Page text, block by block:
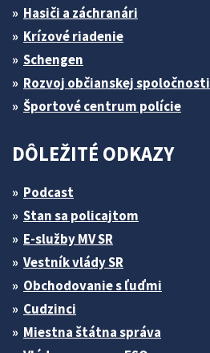
Hasiči a záchranári
Krízové riadenie
Schengen
Rozvoj občianskej spoločnosti
Športové centrum polície
DÔLEŽITÉ ODKAZY
Podcast
Stan sa policajtom
E-služby MV SR
Vestník vlády SR
Obchodovanie s ľuďmi
Cudzinci
Miestna štátna správa